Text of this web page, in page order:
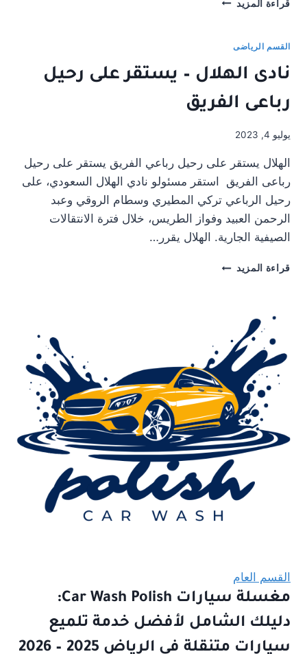
قراءة المزيد
مع
برشلونة
القسم الرياضى
نادى الهلال – يستقر على رحيل
رباعى الفريق
يوليو 4, 2023
الهلال يستقر على رحيل رباعي الفريق يستقر على رحيل
رباعى الفريق استقر مسئولو نادي الهلال السعودي، على
رحيل الرباعي تركي المطيري وسطام الروقي وعبد
الرحمن العبيد وفواز الطريس، خلال فترة الانتقالات
الصيفية الجارية. الهلال يقرر…
قراءة المزيد نادى
رحيل
رباعى
الفريق
القسم العام
مغسلة سيارات Car Wash Polish:
دليلك الشامل لأفضل خدمة تلميع
سيارات متنقلة في الرياض 2025 – 2026